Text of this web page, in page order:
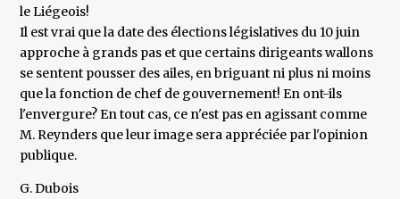
le Liégeois!
Il est vrai que la date des élections législatives du 10 juin
approche à grands pas et que certains dirigeants wallons
se sentent pousser des ailes, en briguant ni plus ni moins
que la fonction de chef de gouvernement! En ont-ils
l'envergure? En tout cas, ce n'est pas en agissant comme
M. Reynders que leur image sera appréciée par l'opinion
publique.
G. Dubois